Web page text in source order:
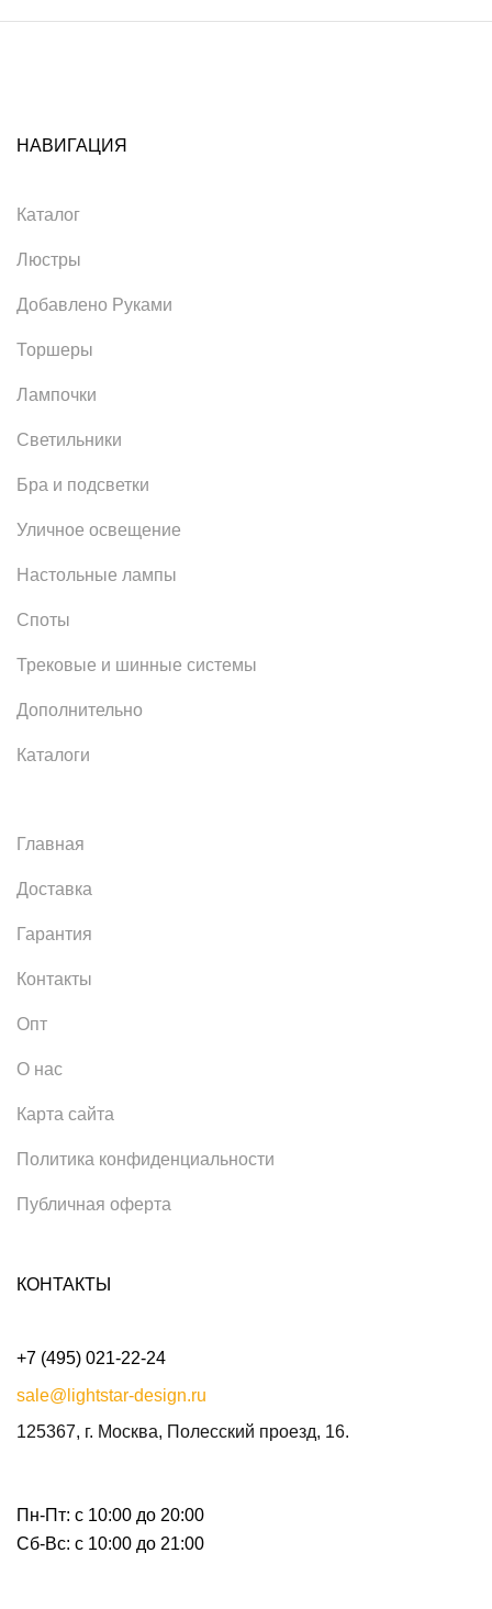
НАВИГАЦИЯ
Каталог
Люстры
Добавлено Руками
Торшеры
Лампочки
Светильники
Бра и подсветки
Уличное освещение
Настольные лампы
Споты
Трековые и шинные системы
Дополнительно
Каталоги
Главная
Доставка
Гарантия
Контакты
Опт
О нас
Карта сайта
Политика конфиденциальности
Публичная оферта
КОНТАКТЫ
+7 (495) 021-22-24
sale@lightstar-design.ru
125367, г. Москва, Полесский проезд, 16.
Пн-Пт: с 10:00 до 20:00
Сб-Вс: с 10:00 до 21:00